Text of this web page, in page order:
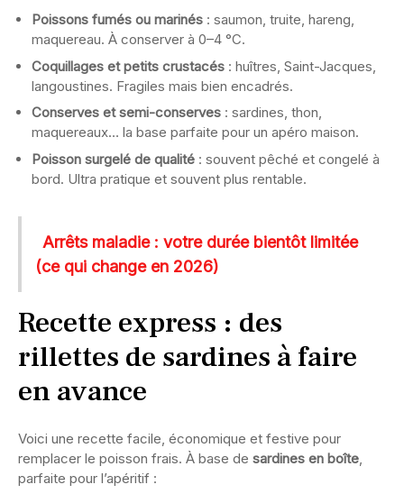
Poissons fumés ou marinés : saumon, truite, hareng,
maquereau. À conserver à 0–4 °C.
Coquillages et petits crustacés : huîtres, Saint-Jacques,
langoustines. Fragiles mais bien encadrés.
Conserves et semi-conserves : sardines, thon,
maquereaux… la base parfaite pour un apéro maison.
Poisson surgelé de qualité : souvent pêché et congelé à
bord. Ultra pratique et souvent plus rentable.
Arrêts maladie : votre durée bientôt limitée
(ce qui change en 2026)
Recette express : des
rillettes de sardines à faire
en avance
Voici une recette facile, économique et festive pour
remplacer le poisson frais. À base de sardines en boîte
parfaite pour l’apéritif :